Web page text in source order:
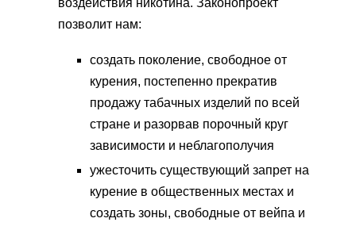
позволит нам:
создать поколение, свободное от
курения, постепенно прекратив
продажу табачных изделий по всей
стране и разорвав порочный круг
зависимости и неблагополучия
ужесточить существующий запрет на
курение в общественных местах и ​​
создать зоны, свободные от вейпа и